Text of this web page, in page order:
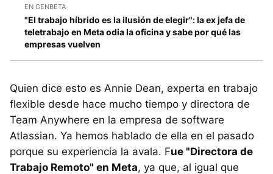
EN GENBETA
"El trabajo híbrido es la ilusión de elegir": la ex jefa de
teletrabajo en Meta odia la oficina y sabe por qué las
empresas vuelven
Quien dice esto es Annie Dean, experta en trabajo
flexible desde hace mucho tiempo y directora de
Team Anywhere en la empresa de software
Atlassian. Ya hemos hablado de ella en el pasado
porque su experiencia la avala. Fue "Directora de
Trabajo Remoto" en Meta, ya que, al igual que